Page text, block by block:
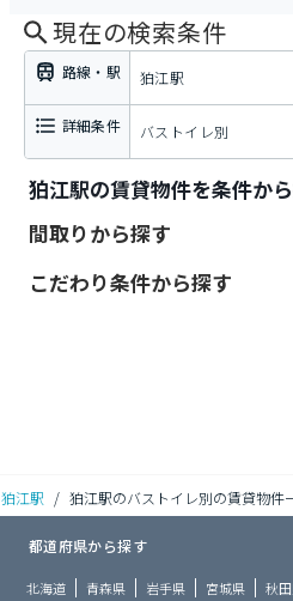
現在の検索条件
路線・駅 狛江駅
詳細条件 バストイレ別
狛江駅の賃貸物件を条件か
間取りから探す
こだわり条件から探す
狛江駅 / 狛江駅のバストイレ別の賃貸物件
都道府県から探す
北海道 青森県 岩手県 宮城県 秋